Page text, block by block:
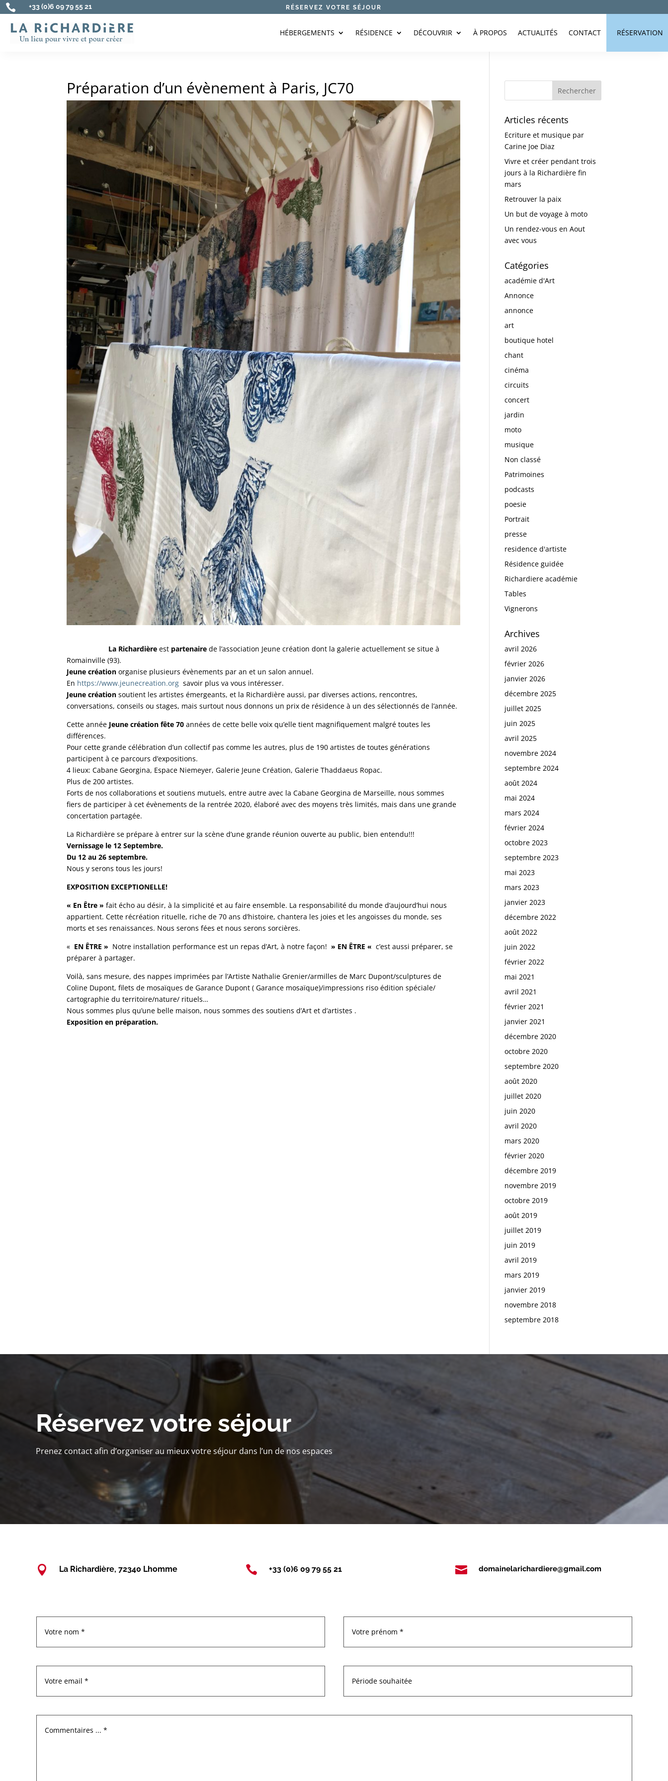
 +33 (0)6 09 79 55 21 RÉSERVEZ VOTRE SÉJOUR
HÉBERGEMENTS RÉSIDENCE DÉCOUVRIR À PROPOS ACTUALITÉS CONTACT RÉSERVATION
Préparation d’un évènement à Paris, JC70
La Richardière est partenaire de l’association Jeune création dont la galerie actuellement se situe à
Romainville (93).
Jeune création organise plusieurs évènements par an et un salon annuel.
En https://www.jeunecreation.orgsavoir plus va vous intéresser.
Jeune création soutient les artistes émergeants, et la Richardière aussi, par diverses actions, rencontres,
conversations, conseils ou stages, mais surtout nous donnons un prix de résidence à un des sélectionnés de l’année.
Cette année Jeune création fête 70 années de cette belle voix qu’elle tient magnifiquement malgré toutes les
différences.
Pour cette grande célébration d’un collectif pas comme les autres, plus de 190 artistes de toutes générations
participent à ce parcours d’expositions.
4 lieux: Cabane Georgina, Espace Niemeyer, Galerie Jeune Création, Galerie Thaddaeus Ropac.
Plus de 200 artistes.
Forts de nos collaborations et soutiens mutuels, entre autre avec la Cabane Georgina de Marseille, nous sommes
fiers de participer à cet évènements de la rentrée 2020, élaboré avec des moyens très limités, mais dans une grande
concertation partagée.
La Richardière se prépare à entrer sur la scène d’une grande réunion ouverte au public, bien entendu!!!
Vernissage le 12 Septembre.
Du 12 au 26 septembre.
Nous y serons tous les jours!
EXPOSITION EXCEPTIONELLE!
« En Être » fait écho au désir, à la simplicité et au faire ensemble. La responsabilité du monde d’aujourd’hui nous
appartient. Cette récréation rituelle, riche de 70 ans d’histoire, chantera les joies et les angoisses du monde, ses
morts et ses renaissances. Nous serons fées et nous serons sorcières.
« EN ÊTRE » Notre installation performance est un repas d’Art, à notre façon! » EN ÊTRE « c’est aussi préparer, se
préparer à partager.
Voilà, sans mesure, des nappes imprimées par l’Artiste Nathalie Grenier/armilles de Marc Dupont/sculptures de
Coline Dupont, filets de mosaïques de Garance Dupont ( Garance mosaïque)/impressions riso édition spéciale/
cartographie du territoire/nature/ rituels…
Nous sommes plus qu’une belle maison, nous sommes des soutiens d’Art et d’artistes .
Exposition en préparation.
Articles récents
Ecriture et musique par
Carine Joe Diaz
Vivre et créer pendant trois
jours à la Richardière fin
mars
Retrouver la paix
Un but de voyage à moto
Un rendez-vous en Aout
avec vous
Catégories
académie d'Art
Annonce
annonce
art
boutique hotel
chant
cinéma
circuits
concert
jardin
moto
musique
Non classé
Patrimoines
podcasts
poesie
Portrait
presse
residence d'artiste
Résidence guidée
Richardiere académie
Tables
Vignerons
Archives
avril 2026
février 2026
janvier 2026
décembre 2025
juillet 2025
juin 2025
avril 2025
novembre 2024
septembre 2024
août 2024
mai 2024
mars 2024
février 2024
octobre 2023
septembre 2023
mai 2023
mars 2023
janvier 2023
décembre 2022
août 2022
juin 2022
février 2022
mai 2021
avril 2021
février 2021
janvier 2021
décembre 2020
octobre 2020
septembre 2020
août 2020
juillet 2020
juin 2020
avril 2020
mars 2020
février 2020
décembre 2019
novembre 2019
octobre 2019
août 2019
juillet 2019
juin 2019
avril 2019
mars 2019
janvier 2019
novembre 2018
septembre 2018
Réservez votre séjour
Prenez contact afin d’organiser au mieux votre séjour dans l’un de nos espaces
 La Richardière, 72340 Lhomme  +33 (0)6 09 79 55 21  domainelarichardiere@gmail.com